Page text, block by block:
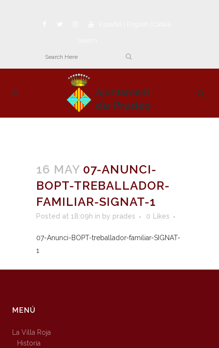
16 MAY 07-ANUNCI-
BOPT-TREBALLADOR-
FAMILIAR-SIGNAT-1
Posted at 18:09h in by prades 0 Likes
07-Anunci-BOPT-treballador-familiar-SIGNAT-
1
MENÚ
La Villa Roja
Historia